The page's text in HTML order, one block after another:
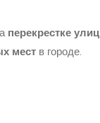
перекрестке улиц
мест в городе.